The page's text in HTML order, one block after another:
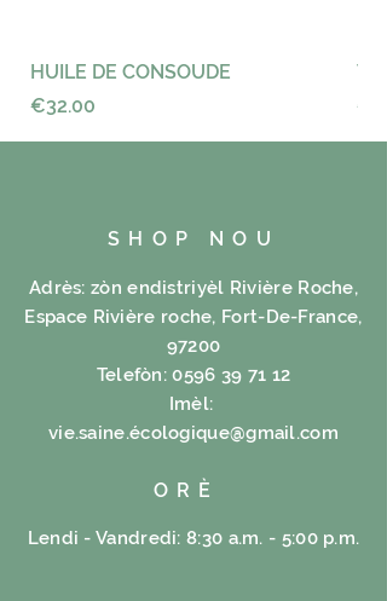
HUILE DE CONSOUDE
Price
€32.00
SHOP NOU
Adrès: zòn endistriyèl Rivière Roche,
Espace Rivière roche, Fort-De-France,
97200
Telefòn:0596 39 71 12
Imèl:
vie.saine.écologique@gmail.com
ORÈ
Lendi - Vandredi: 8:30 a.m. - 5:00 p.m.